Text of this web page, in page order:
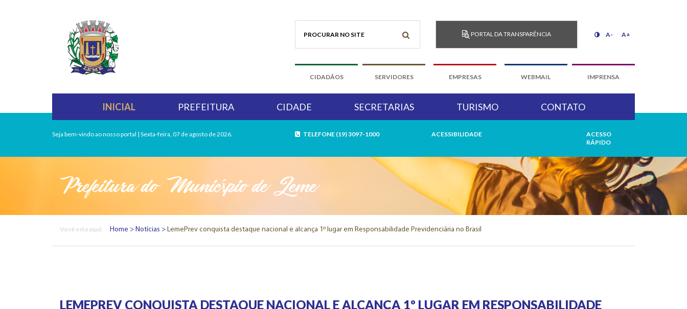
PORTAL DA TRANSPARÊNCIA A- A+
CIDADÃOS SERVIDORES EMPRESAS WEBMAIL IMPRENSA
INICIAL PREFEITURA CIDADE SECRETARIAS TURISMO CONTATO
Seja bem-vindo ao nosso portal | Sexta-feira, 07 de agosto de 2026. TELEFONE (19) 3097-1000 ACESSIBILIDADE
ACESSO
RÁPIDO
Prefeitura do Município de Leme
Você esta aqui: Home Notícias LemePrev conquista destaque nacional e alcança 1º lugar em Responsabilidade Previdenciária no Brasil
LEMEPREV CONQUISTA DESTAQUE NACIONAL E ALCANÇA 1º LUGAR EM RESPONSABILIDADE